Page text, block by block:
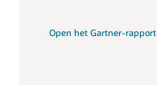
Open het Gartner-rapport